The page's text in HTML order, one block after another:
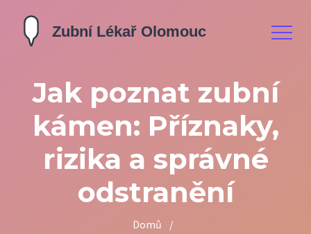
Jak poznat zubní
kámen: Příznaky,
rizika a správné
odstranění
Domů
/